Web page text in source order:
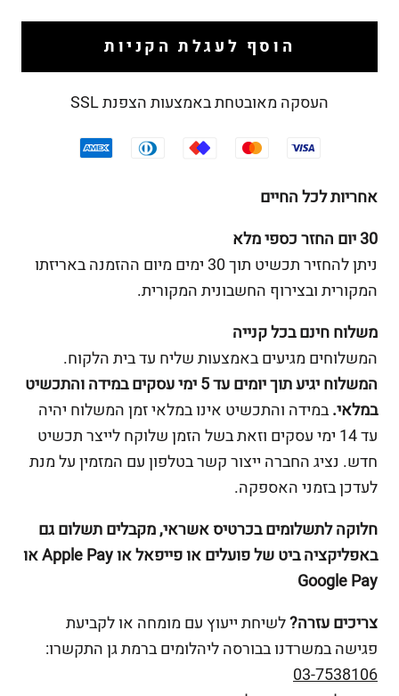
הוסף לעגלת הקניות
העסקה מאובטחת באמצעות הצפנת SSL
אחריות לכל החיים
30 יום החזר כספי מלא
ניתן להחזיר תכשיט תוך 30 ימים מיום ההזמנה באריזתו
המקורית ובצירוף החשבונית המקורית.
משלוח חינם בכל קנייה
המשלוחים מגיעים באמצעות שליח עד בית הלקוח.
המשלוח יגיע תוך יומים עד 5 ימי עסקים במידה והתכשיט
במלאי.במידה והתכשיט אינו במלאי זמן המשלוח יהיה
עד 14 ימי עסקים וזאת בשל הזמן שלוקח לייצר תכשיט
חדש. נציג החברה ייצור קשר בטלפון עם המזמין על מנת
לעדכן בזמני האספקה.
חלוקה לתשלומים בכרטיס אשראי, מקבלים תשלום גם
באפליקציה ביט של פועלים או פייפאל או Apple Pay או
Google Pay
צריכים עזרה?לשיחת ייעוץ עם מומחה או לקביעת
פגישה במשרדנו בבורסה ליהלומים ברמת גן התקשרו:
03-7538106